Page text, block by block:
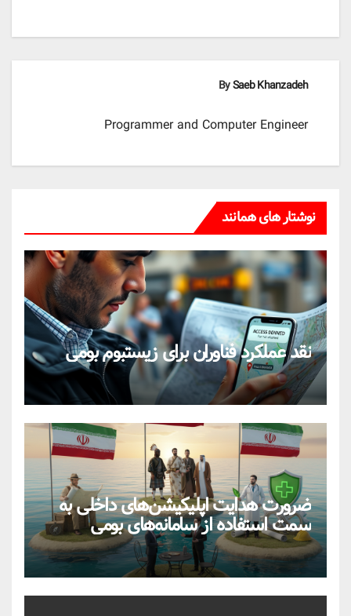
BySaeb Khanzadeh
Programmer and Computer Engineer
نوشتار های همانند
نقد عملکرد فناوران برای زیستبوم بومی
ضرورت هدایت اپلیکیشن‌های داخلی به
سمت استفاده از سامانه‌های بومی